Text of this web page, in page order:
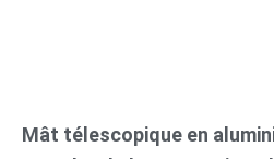
Mât télescopique en